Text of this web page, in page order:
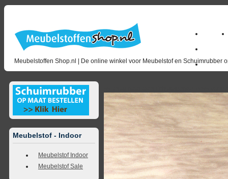
Meubelstoffen Shop.nl | De online winkel voor Meubelstof en Schuimrubber
Home
Meubelstof - Indoor
Meubelstof Indoor
Meubelstof Sale